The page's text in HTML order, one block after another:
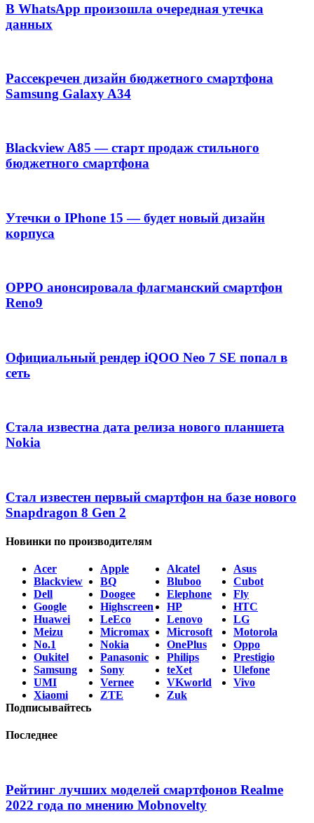
В WhatsApp произошла очередная утечка
данных
Рассекречен дизайн бюджетного смартфона
Samsung Galaxy A34
Blackview A85 — старт продаж стильного
бюджетного смартфона
Утечки о IPhone 15 — будет новый дизайн
корпуса
OPPO анонсировала флагманский смартфон
Reno9
Официальный рендер iQOO Neo 7 SE попал в
сеть
Стала известна дата релиза нового планшета
Nokia
Стал известен первый смартфон на базе нового
Snapdragon 8 Gen 2
Новинки по производителям
Acer Apple Alcatel
Asus
Blackview
BQ Bluboo
Cubot
Dell
Doogee Elephone
Fly
Google
Highscreen HP
HTC
Huawei
LeEco Lenovo
LG
Meizu
Micromax Microsoft
Motorola
No.1
Nokia OnePlus
Oppo
Oukitel
Panasonic Philips
Prestigio
Samsung
Sony teXet
Ulefone
UMI
Vernee VKworld
Vivo
Xiaomi
ZTE
Zuk
Подписывайтесь
Последнее
Рейтинг лучших моделей смартфонов Realme
2022 года по мнению Mobnovelty